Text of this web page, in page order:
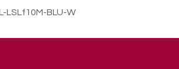
LSLf10M-BLU-W